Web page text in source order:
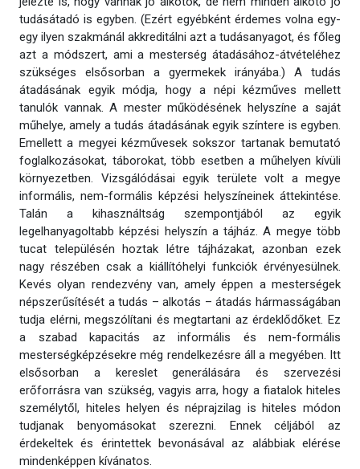
tudásátadó is egyben. (Ezért egyébként érdemes volna egy-
egy ilyen szakmánál akkreditálni azt a tudásanyagot, és főleg
azt a módszert, ami a mesterség átadásához-átvételéhez
szükséges elsősorban a gyermekek irányába.) A tudás
átadásának egyik módja, hogy a népi kézműves mellett
tanulók vannak. A mester működésének helyszíne a saját
műhelye, amely a tudás átadásának egyik színtere is egyben.
Emellett a megyei kézművesek sokszor tartanak bemutató
foglalkozásokat, táborokat, több esetben a műhelyen kívüli
környezetben. Vizsgálódásai egyik területe volt a megye
informális, nem-formális képzési helyszíneinek áttekintése.
Talán a kihasználtság szempontjából az egyik
legelhanyagoltabb képzési helyszín a tájház. A megye több
tucat településén hoztak létre tájházakat, azonban ezek
nagy részében csak a kiállítóhelyi funkciók érvényesülnek.
Kevés olyan rendezvény van, amely éppen a mesterségek
népszerűsítését a tudás – alkotás – átadás hármasságában
tudja elérni, megszólítani és megtartani az érdeklődőket. Ez
a szabad kapacitás az informális és nem-formális
mesterségképzésekre még rendelkezésre áll a megyében. Itt
elsősorban a kereslet generálására és szervezési
erőforrásra van szükség, vagyis arra, hogy a fiatalok hiteles
személytől, hiteles helyen és néprajzilag is hiteles módon
tudjanak benyomásokat szerezni. Ennek céljából az
érdekeltek és érintettek bevonásával az alábbiak elérése
mindenképpen kívánatos.